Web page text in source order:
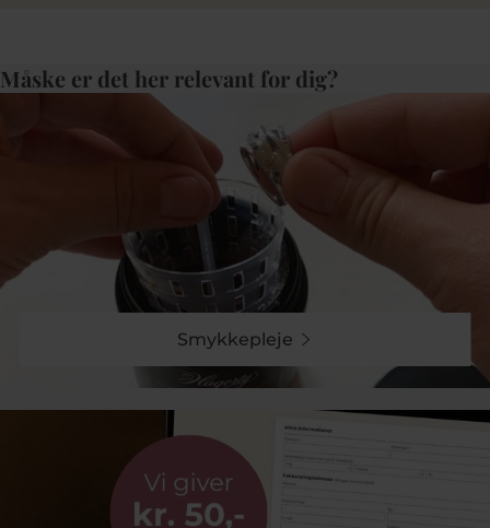
Måske er det her relevant for dig?
Smykkepleje